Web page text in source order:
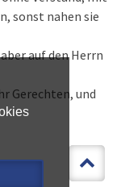
sonst nahen sie
auf den Herrn
Gerechten, und